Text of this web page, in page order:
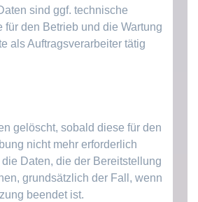
sind ggf. technische
für den Betrieb und die Wartung
als Auftragsverarbeiter tätig
gelöscht, sobald diese für den
nicht mehr erforderlich
Daten, die der Bereitstellung
grundsätzlich der Fall, wenn
beendet ist.